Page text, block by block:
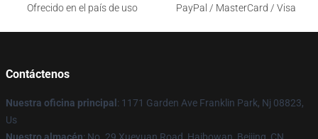
Ofrecido en el país de uso
PayPal / MasterCard / Visa
Contáctenos
Nuestra oficina principal : 1171 Garden Ave Franklin Park, Nj 08823,
Us